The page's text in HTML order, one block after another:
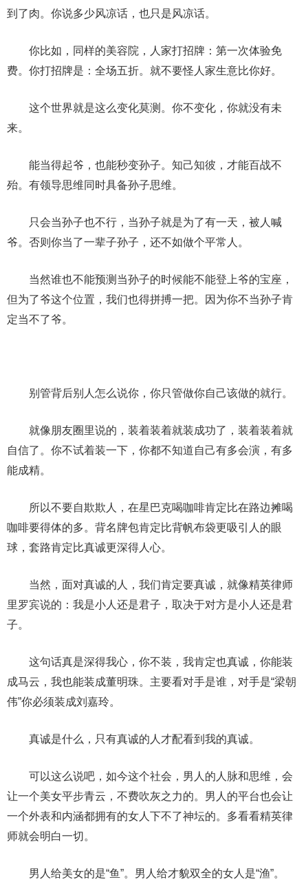
到了肉。你说多少风凉话，也只是风凉话。
你比如，同样的美容院，人家打招牌：第一次体验免
费。你打招牌是：全场五折。就不要怪人家生意比你好。
这个世界就是这么变化莫测。你不变化，你就没有未
来。
能当得起爷，也能秒变孙子。知己知彼，才能百战不
殆。有领导思维同时具备孙子思维。
只会当孙子也不行，当孙子就是为了有一天，被人喊
爷。否则你当了一辈子孙子，还不如做个平常人。
当然谁也不能预测当孙子的时候能不能登上爷的宝座，
但为了爷这个位置，我们也得拼搏一把。因为你不当孙子肯
定当不了爷。
别管背后别人怎么说你，你只管做你自己该做的就行。
就像朋友圈里说的，装着装着就装成功了，装着装着就
自信了。你不试着装一下，你都不知道自己有多会演，有多
能成精。
所以不要自欺欺人，在星巴克喝咖啡肯定比在路边摊喝
咖啡要得体的多。背名牌包肯定比背帆布袋更吸引人的眼
球，套路肯定比真诚更深得人心。
当然，面对真诚的人，我们肯定要真诚，就像精英律师
里罗宾说的：我是小人还是君子，取决于对方是小人还是君
子。
这句话真是深得我心，你不装，我肯定也真诚，你能装
成马云，我也能装成董明珠。主要看对手是谁，对手是“梁朝
伟”你必须装成刘嘉玲。
真诚是什么，只有真诚的人才配看到我的真诚。
可以这么说吧，如今这个社会，男人的人脉和思维，会
让一个美女平步青云，不费吹灰之力的。男人的平台也会让
一个外表和内涵都拥有的女人下不了神坛的。多看看精英律
师就会明白一切。
男人给美女的是“鱼”。男人给才貌双全的女人是“渔”。